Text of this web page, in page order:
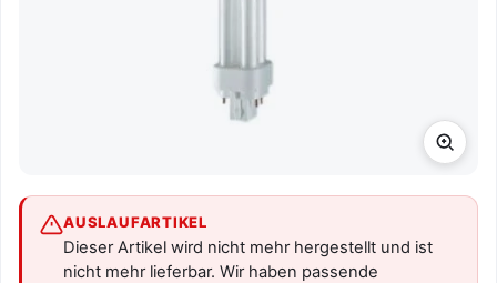
AUSLAUFARTIKEL
Dieser Artikel wird nicht mehr hergestellt und ist
nicht mehr lieferbar. Wir haben passende